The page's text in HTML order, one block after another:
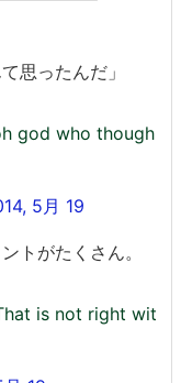
思ったんだ」
god who though
5月 19
トがたくさん。
is not right wit